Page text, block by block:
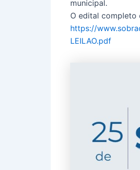
municipal.
O edital completo
https://
LEILAO.pdf